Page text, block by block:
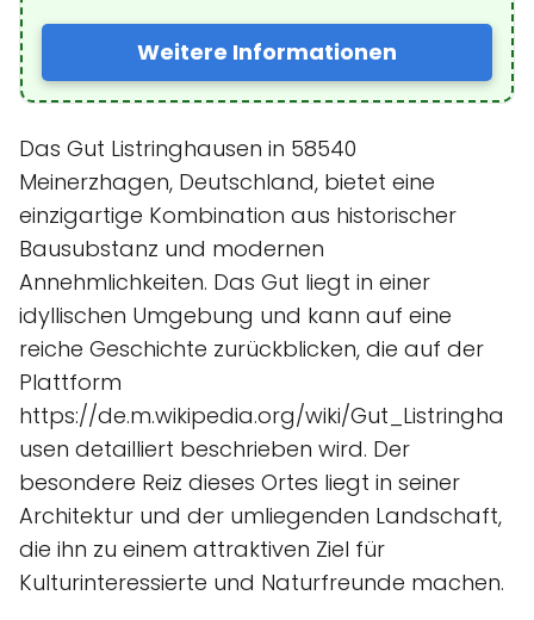
Weitere Informationen
Das Gut Listringhausen in 58540
Meinerzhagen, Deutschland, bietet eine
einzigartige Kombination aus historischer
Bausubstanz und modernen
Annehmlichkeiten. Das Gut liegt in einer
idyllischen Umgebung und kann auf eine
reiche Geschichte zurückblicken, die auf der
Plattform
https://de.m.wikipedia.org/wiki/Gut_Listringha
usen detailliert beschrieben wird. Der
besondere Reiz dieses Ortes liegt in seiner
Architektur und der umliegenden Landschaft,
die ihn zu einem attraktiven Ziel für
Kulturinteressierte und Naturfreunde machen.